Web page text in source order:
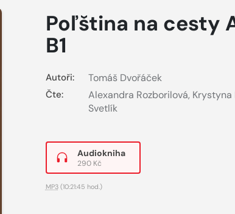
Poľština na cesty
B1
Autoři: Tomáš Dvořáček
Čte: Alexandra Rozborilová, Krystyna
Svetlík
Audiokniha
290 Kč
MP3(10:21:45 hod.)